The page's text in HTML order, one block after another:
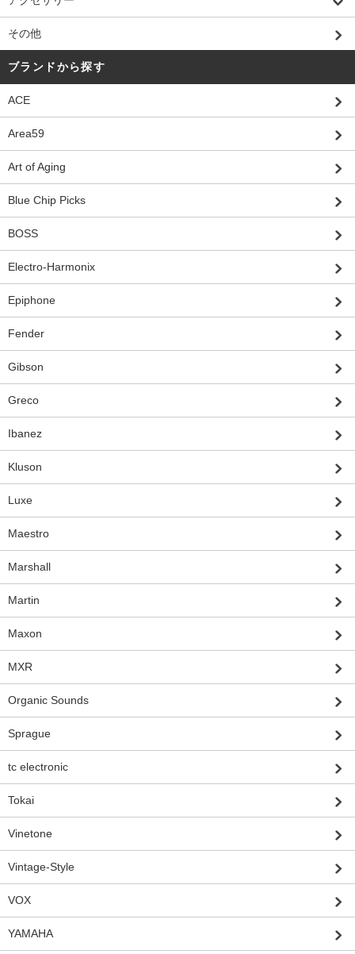
その他
ブランドから探す
ACE
Area59
Art of Aging
Blue Chip Picks
BOSS
Electro-Harmonix
Epiphone
Fender
Gibson
Greco
Ibanez
Kluson
Luxe
Maestro
Marshall
Martin
Maxon
MXR
Organic Sounds
Sprague
tc electronic
Tokai
Vinetone
Vintage-Style
VOX
YAMAHA